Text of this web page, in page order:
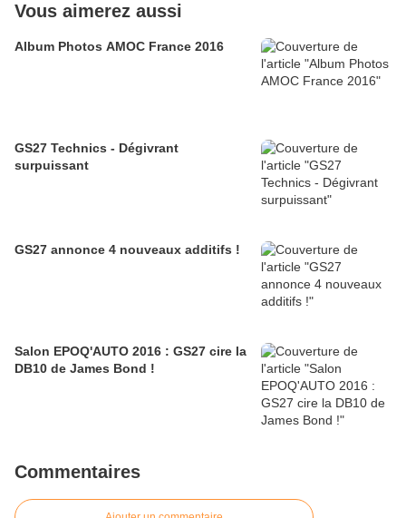
Vous aimerez aussi
Album Photos AMOC France 2016
GS27 Technics - Dégivrant
surpuissant
GS27 annonce 4 nouveaux additifs !
Salon EPOQ'AUTO 2016 : GS27 cire la
DB10 de James Bond !
Commentaires